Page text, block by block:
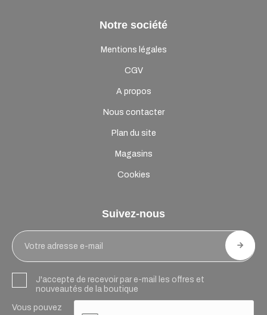
Notre société
Mentions légales
CGV
A propos
Nous contacter
Plan du site
Magasins
Cookies
Suivez-nous
J'accepte de recevoir par e-mail les offres et
nouveautés de la boutique
Vous pouvez